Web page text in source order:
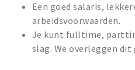
Een goed salaris,
arbeidsvoorwaarden.
Je kunt fulltime,
slag. We overleggen dit